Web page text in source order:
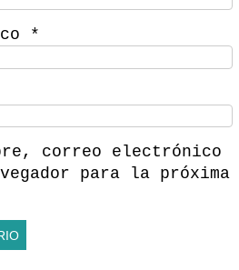
*
correo electrónico
para la próxima